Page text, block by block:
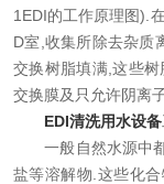
1EDI的工作原理图).
D室,收集所除去杂质
交换树脂填满,这些
交换膜及只允许阴离
EDI清洗用水设备
一般自然水源中都
盐等溶解物.这些化